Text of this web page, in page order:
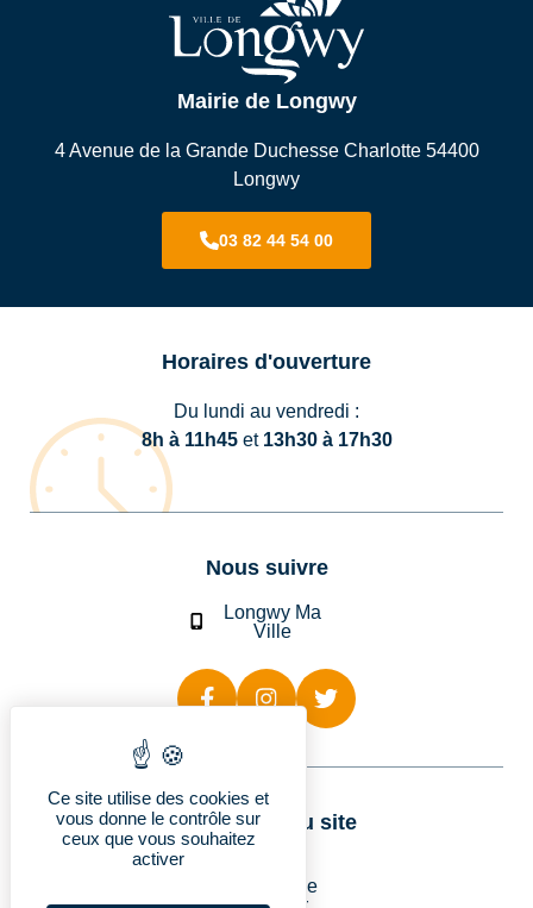
Mairie de Longwy
4 Avenue de la Grande Duchesse Charlotte 54400
Longwy
03 82 44 54 00
Horaires d'ouverture
Du lundi au vendredi :
8h à 11h45et 13h30 à 17h30
Nous suivre
Longwy Ma
Ville
Rubriques du site
Vie pratique
Ce site utilise des cookies et
vous donne le contrôle sur
ceux que vous souhaitez
activer